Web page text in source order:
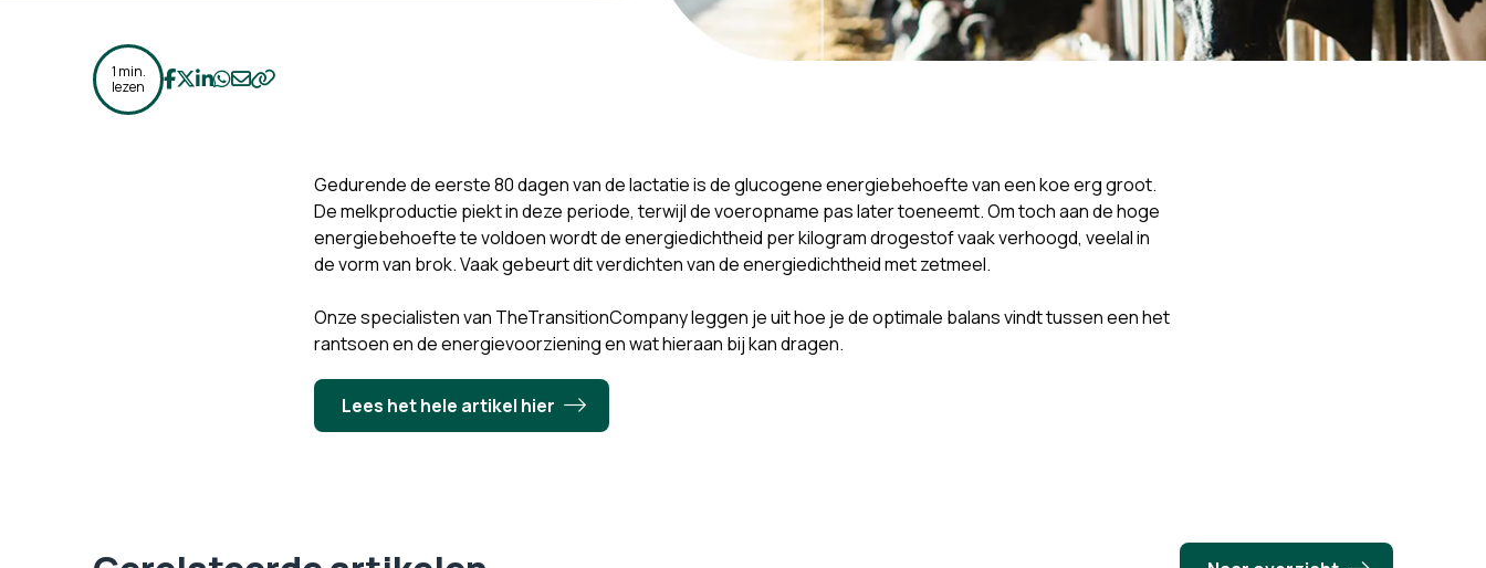
1 min.
lezen
Deel op Facebook
Deel op Twitter
Deel op LinkedIn
Deel op WhatsApp
Deel op Email
Kopieer naar klembord
Gedurende de eerste 80 dagen van de lactatie is de glucogene energiebehoefte van een koe erg groot.
De melkproductie piekt in deze periode, terwijl de voeropname pas later toeneemt. Om toch aan de hoge
energiebehoefte te voldoen wordt de energiedichtheid per kilogram drogestof vaak verhoogd, veelal in
de vorm van brok. Vaak gebeurt dit verdichten van de energiedichtheid met zetmeel.
Onze specialisten van TheTransitionCompany leggen je uit hoe je de optimale balans vindt tussen een het
rantsoen en de energievoorziening en wat hieraan bij kan dragen.
Lees het hele artikel hier